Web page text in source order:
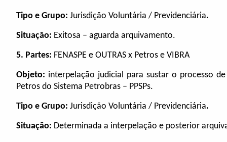
Tipo e Grupo: Jurisdição Voluntária / Previdenciária.
Situação: Exitosa – aguarda arquivamento.
5. Partes: FENASPE e OUTRAS x Petros e VIBRA
Objeto: interpelação judicial para sustar o processo
Petros do Sistema Petrobras – PPSPs.
Tipo e Grupo: Jurisdição Voluntária / Previdenciária.
Situação: Determinada a interpelação e posterior